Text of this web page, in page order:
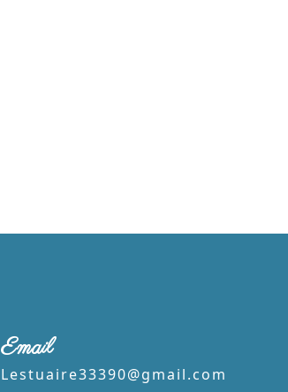
Email
lestuaire33390@gmail.com